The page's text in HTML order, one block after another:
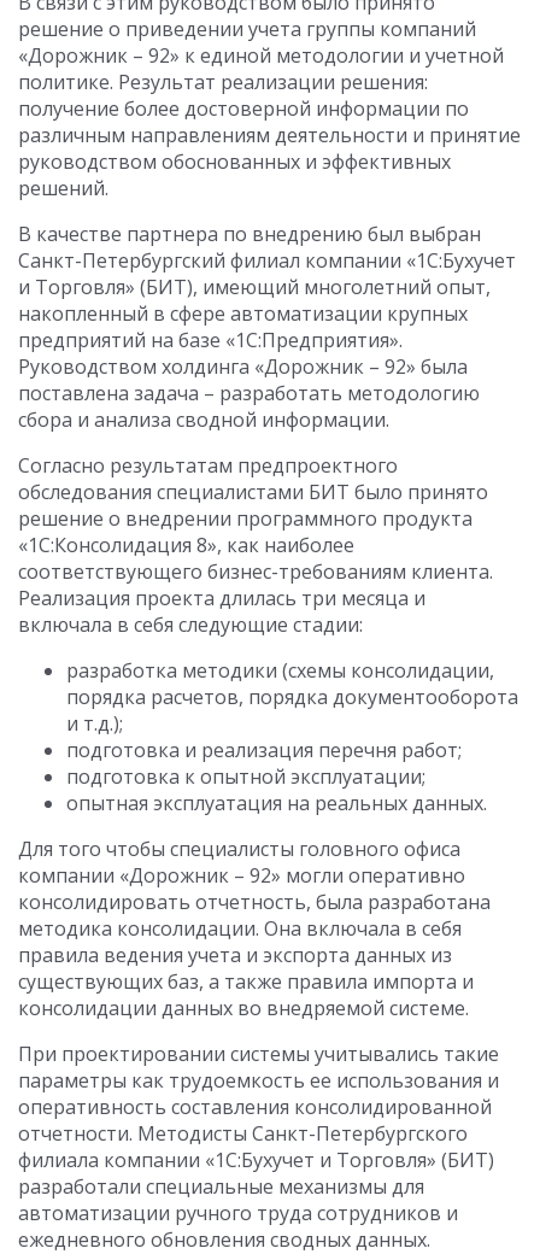
решение о приведении учета группы компаний
«Дорожник – 92» к единой методологии и учетной
политике. Результат реализации решения:
получение более достоверной информации по
различным направлениям деятельности и принятие
руководством обоснованных и эффективных
решений.
В качестве партнера по внедрению был выбран
Санкт-Петербургский филиал компании «1С:Бухучет
и Торговля» (БИТ), имеющий многолетний опыт,
накопленный в сфере автоматизации крупных
предприятий на базе «1С:Предприятия».
Руководством холдинга «Дорожник – 92» была
поставлена задача – разработать методологию
сбора и анализа сводной информации.
Согласно результатам предпроектного
обследования специалистами БИТ было принято
решение о внедрении программного продукта
«1С:Консолидация 8», как наиболее
соответствующего бизнес-требованиям клиента.
Реализация проекта длилась три месяца и
включала в себя следующие стадии:
разработка методики (схемы консолидации,
порядка расчетов, порядка документооборота
и т.д.);
подготовка и реализация перечня работ;
подготовка к опытной эксплуатации;
опытная эксплуатация на реальных данных.
Для того чтобы специалисты головного офиса
компании «Дорожник – 92» могли оперативно
консолидировать отчетность, была разработана
методика консолидации. Она включала в себя
правила ведения учета и экспорта данных из
существующих баз, а также правила импорта и
консолидации данных во внедряемой системе.
При проектировании системы учитывались такие
параметры как трудоемкость ее использования и
оперативность составления консолидированной
отчетности. Методисты Санкт-Петербургского
филиала компании «1С:Бухучет и Торговля» (БИТ)
разработали специальные механизмы для
автоматизации ручного труда сотрудников и
ежедневного обновления сводных данных.